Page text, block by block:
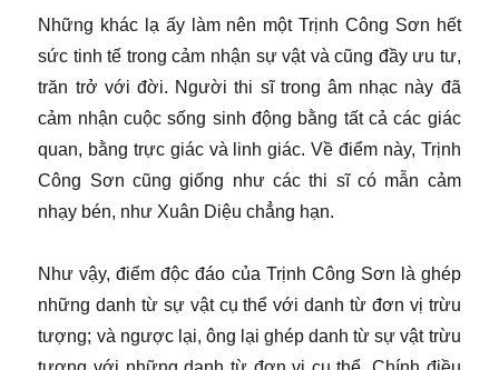
Những khác lạ ấy làm nên một Trịnh Công Sơn hết
sức tinh tế trong cảm nhận sự vật và cũng đầy ưu tư,
trăn trở với đời. Người thi sĩ trong âm nhạc này đã
cảm nhận cuộc sống sinh động bằng tất cả các giác
quan, bằng trực giác và linh giác. Về điểm này, Trịnh
Công Sơn cũng giống như các thi sĩ có mẫn cảm
nhạy bén, như Xuân Diệu chẳng hạn.
Như vậy, điểm độc đáo của Trịnh Công Sơn là ghép
những danh từ sự vật cụ thể với danh từ đơn vị trừu
tượng; và ngược lại, ông lại ghép danh từ sự vật trừu